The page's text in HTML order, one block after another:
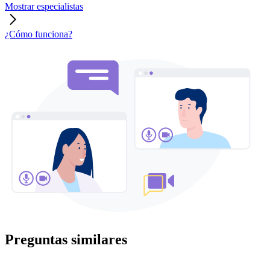
Mostrar especialistas
¿Cómo funciona?
Preguntas similares